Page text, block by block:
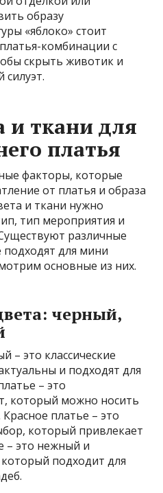
образу
«яблоко» стоит
комбинации с
скрыть животик и
силуэт.
и ткани для
платья
факторы, которые
от платья и образа
и ткани нужно
тип мероприятия и
различные
для мини
основные из них.
черный,
– это классические
и подходят для
– это
который можно носить
платье – это
который привлекает
– это нежный и
подходит для